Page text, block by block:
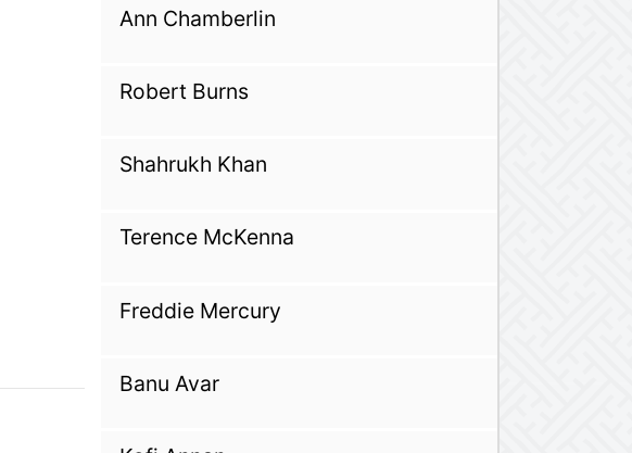
Ann Chamberlin
Robert Burns
Shahrukh Khan
Terence McKenna
Freddie Mercury
Banu Avar